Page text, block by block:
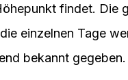
findet. Die
einzelnen Tage
bekannt gegeben.